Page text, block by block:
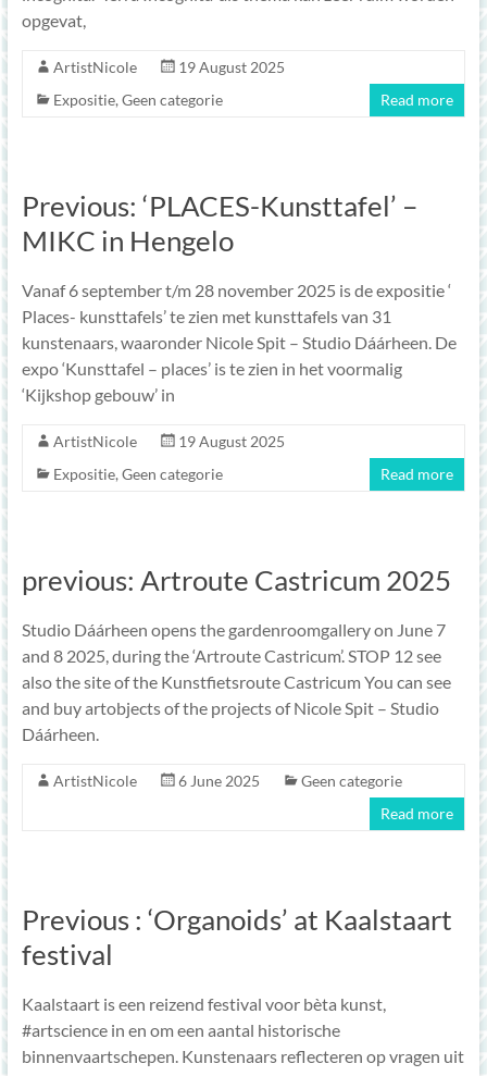
opgevat,
ArtistNicole
19 August 2025
Expositie, Geen categorie Read more
Previous: ‘PLACES-Kunsttafel’ –
MIKC in Hengelo
Vanaf 6 september t/m 28 november 2025 is de expositie ‘
Places- kunsttafels’ te zien met kunsttafels van 31
kunstenaars, waaronder Nicole Spit – Studio Dáárheen. De
expo ‘Kunsttafel – places’ is te zien in het voormalig
‘Kijkshop gebouw’ in
ArtistNicole
19 August 2025
Expositie, Geen categorie Read more
previous: Artroute Castricum 2025
Studio Dáárheen opens the gardenroomgallery on June 7
and 8 2025, during the ‘Artroute Castricum’. STOP 12 see
also the site of the Kunstfietsroute Castricum You can see
and buy artobjects of the projects of Nicole Spit – Studio
Dáárheen.
ArtistNicole 6 June 2025
Geen categorie
Read more
Previous : ‘Organoids’ at Kaalstaart
festival
Kaalstaart is een reizend festival voor bèta kunst,
#artscience in en om een aantal historische
binnenvaartschepen. Kunstenaars reflecteren op vragen uit